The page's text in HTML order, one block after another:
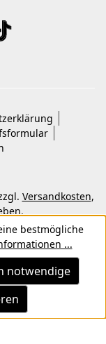
Versandkosten,
vorbehalten.
bestmögliche
...
notwendige